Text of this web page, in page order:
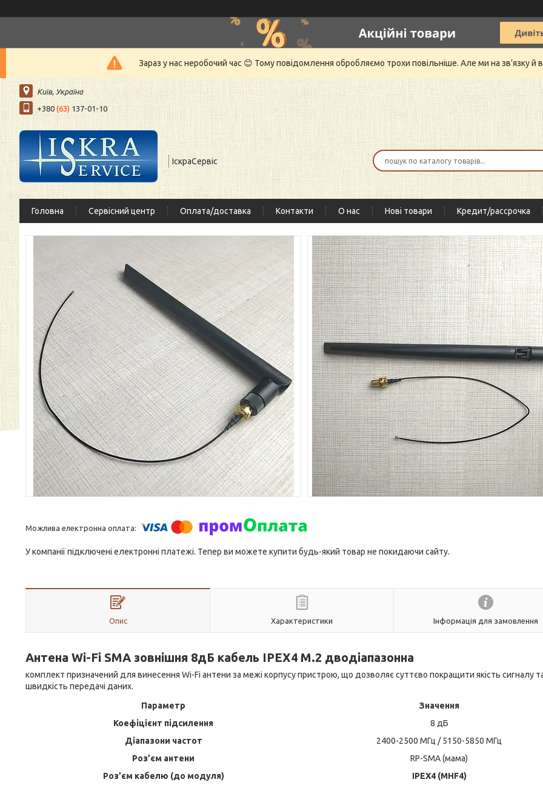
Зараз у нас неробочий час 😊 Тому повідомлення обробляємо трохи повільніше. Але ми на зв’язку
Київ, Україна
+380 (63) 137-01-10
ІскраСервіс
Головна Сервісний центр Оплата/доставка Контакти О нас Нові товари Кредит/рассрочка
У компанії підключені електронні платежі. Тепер ви можете купити будь-який товар не покидаючи сайту.
Опис Характеристики Інформація для замовлення
Антена Wi-Fi SMA зовнішня 8дБ кабель IPEX4 M.2 дводіапазонна
комплект призначений для винесення Wi-Fi антени за межі корпусу пристрою, що дозволяє суттєво покращити якість сигналу
швидкість передачі даних.
Параметр
Значення
Коефіцієнт підсилення
8 дБ
Діапазони частот
2400-2500 МГц / 5150-5850 МГц
Роз’єм антени
RP-SMA (мама)
Роз’єм кабелю (до модуля)
IPEX4 (MHF4)